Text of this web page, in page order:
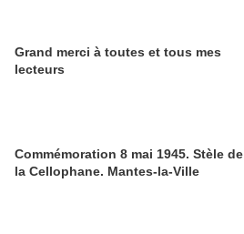
Grand merci à toutes et tous mes
lecteurs
Commémoration 8 mai 1945. Stèle de
la Cellophane. Mantes-la-Ville